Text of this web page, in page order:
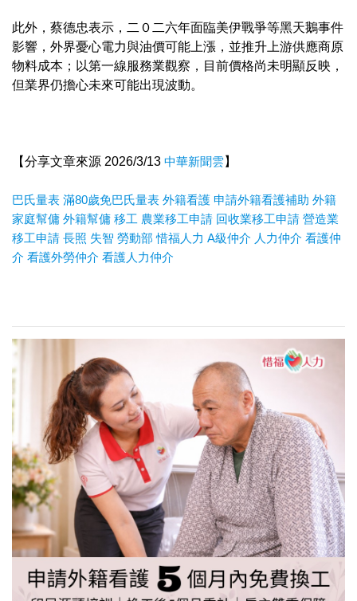
此外，蔡德忠表示，二０二六年面臨美伊戰爭等黑天鵝事件
影響，外界憂心電力與油價可能上漲，並推升上游供應商原
物料成本；以第一線服務業觀察，目前價格尚未明顯反映，
但業界仍擔心未來可能出現波動。
【分享文章來源 2026/3/13 中華新聞雲】
巴氏量表 滿80歲免巴氏量表 外籍看護 申請外籍看護補助 外籍
家庭幫傭 外籍幫傭 移工 農業移工申請 回收業移工申請 營造業
移工申請 長照 失智 勞動部 惜福人力 A級仲介 人力仲介 看護仲
介 看護外勞仲介 看護人力仲介